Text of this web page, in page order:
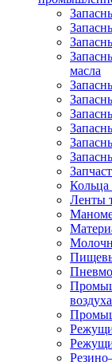
масла
Ленты
воздуха